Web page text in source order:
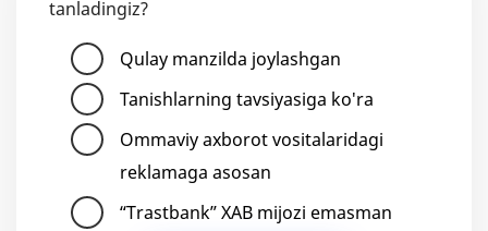
tanladingiz?
Qulay manzilda joylashgan
Tanishlarning tavsiyasiga ko'ra
Ommaviy axborot vositalaridagi
reklamaga asosan
“Trastbank” XAB mijozi emasman